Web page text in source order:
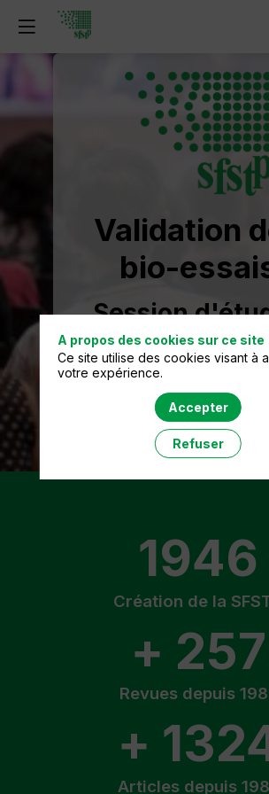
Validation
bio-
Session
SFSTP
Jeudi 18 juin 2026
S'inscrire
1946
Création de la
+ 257
Revues depuis
+
Articles depuis
A propos des cookies sur ce site
Ce site utilise des cookies visant à
votre expérience.
Accepter
Refuser